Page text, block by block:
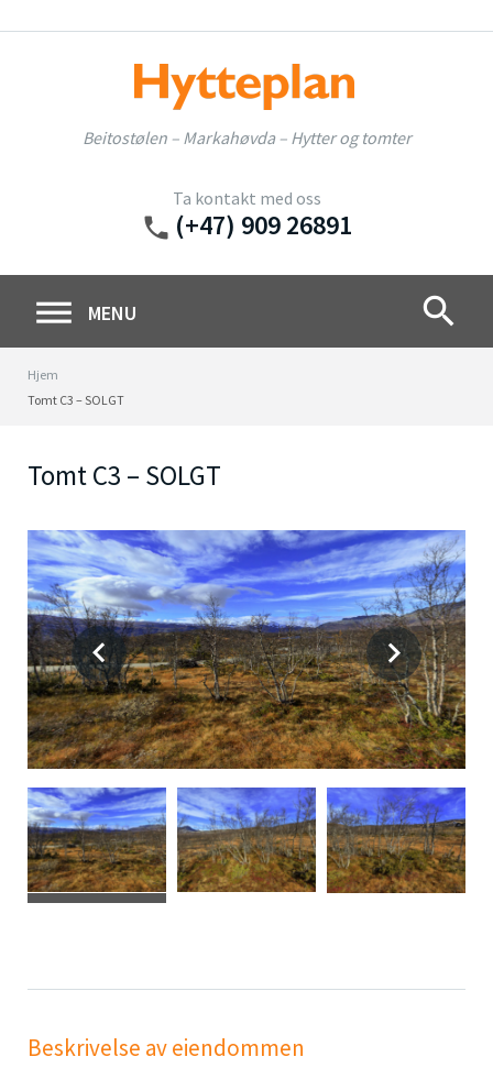
to
Beitostølen – Markahøvda – Hytter og tomter
Ta kontakt med oss
phone (+47) 909 26891
MENU search
Hjem
Tomt C3 – SOLGT
Tomt C3 – SOLGT
Beskrivelse av eiendommen